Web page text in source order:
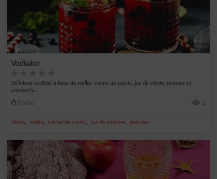
Vodkator
Délicieux cocktail à base de vodka, crème de cassis, jus de citron, pomme et
cranberry...
Facile 1
citron, vodka, crème de cassis, Jus de pomme, pomme